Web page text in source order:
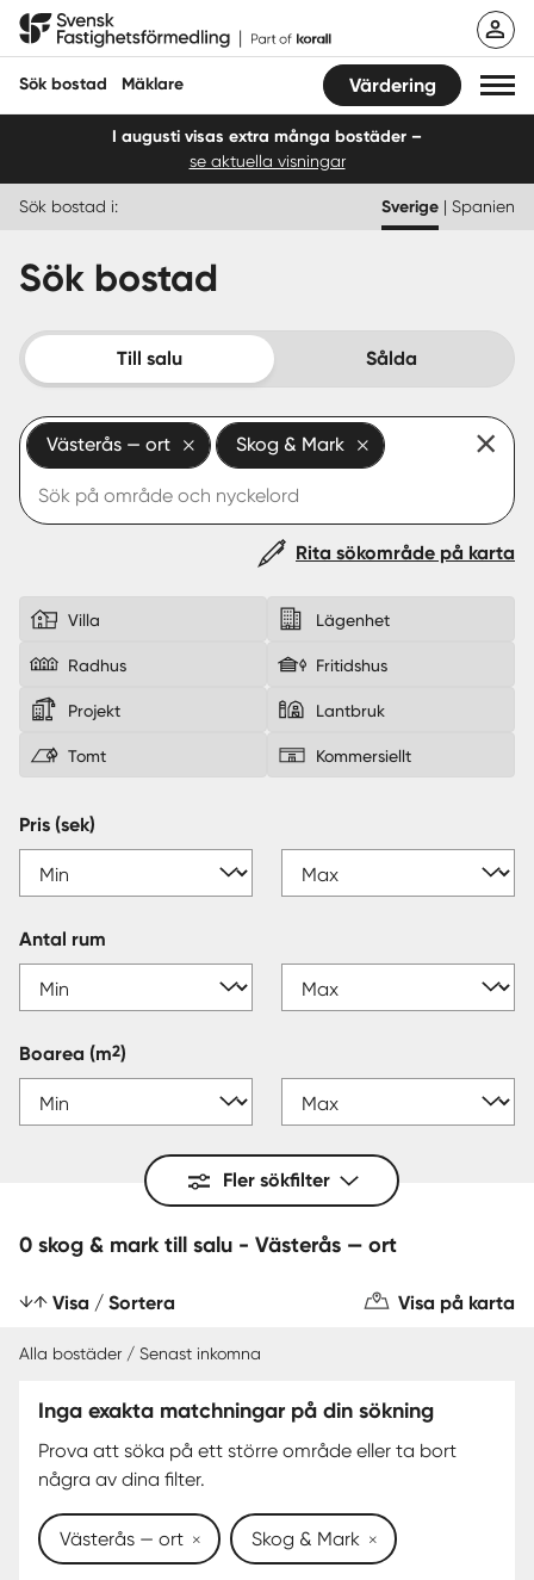
Hoppa
Svensk Fastighetsförmedling
Sök bostad Mäklare Värdering
Sälja
Köpa
Start
Logga in
I augusti visas extra många bostäder –
se aktuella visningar
Sök bostad i: Sverige | Spanien
Sök bostad
Till salu Sålda
Västerås — ort Skog & Mark
Rita sökområde på karta
Villa Lägenhet
Radhus Fritidshus
Projekt Lantbruk
Tomt Kommersiellt
Pris (sek)
Antal rum
Boarea (m2)
Fler sökfilter
0 skog & mark till salu - Västerås — ort
Visa / Sortera Visa på karta
Alla bostäder / Senast inkomna
Inga exakta matchningar på din sökning
Prova att söka på ett större område eller ta bort
några av dina filter.
Västerås — ort Skog & Mark